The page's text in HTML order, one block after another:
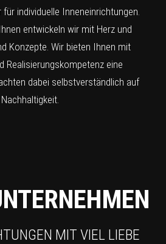
individuelle Inneneinrichtungen.
entwickeln wir mit Herz und
Konzepte. Wir bieten Ihnen mit
Realisierungskompetenz eine
dabei selbstverständlich auf
Nachhaltigkeit.
MIT VIEL LIEBE